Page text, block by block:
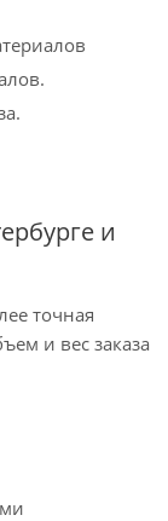
и
точная
и вес заказа